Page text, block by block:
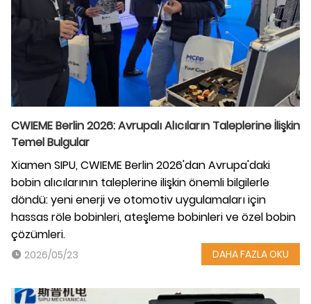
CWIEME Berlin 2026: Avrupalı ​​Alıcıların Taleplerine İlişkin
Temel Bulgular
Xiamen SIPU, CWIEME Berlin 2026'dan Avrupa'daki
bobin alıcılarının taleplerine ilişkin önemli bilgilerle
döndü: yeni enerji ve otomotiv uygulamaları için
hassas röle bobinleri, ateşleme bobinleri ve özel bobin
çözümleri.
2026/05/23 DAHA FAZLA OKU